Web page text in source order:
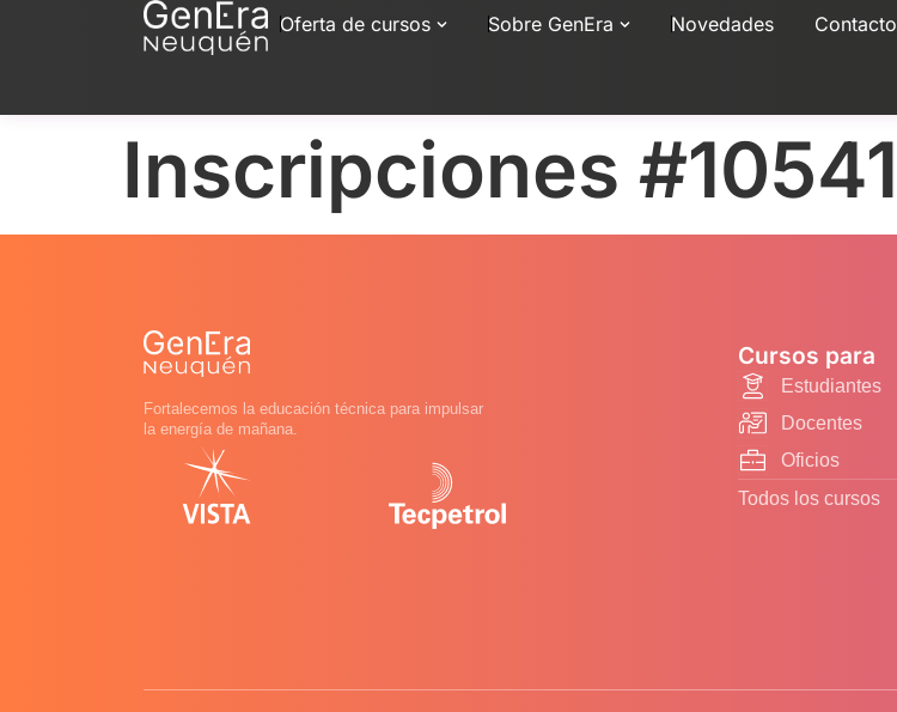
Oferta de cursos Sobre GenEra Novedades Contacto
Inscripciones #10541
Fortalecemos la educación técnica para impulsar
la energía de mañana.
Cursos para
Estudiantes
Docentes
Oficios
Todos los cursos